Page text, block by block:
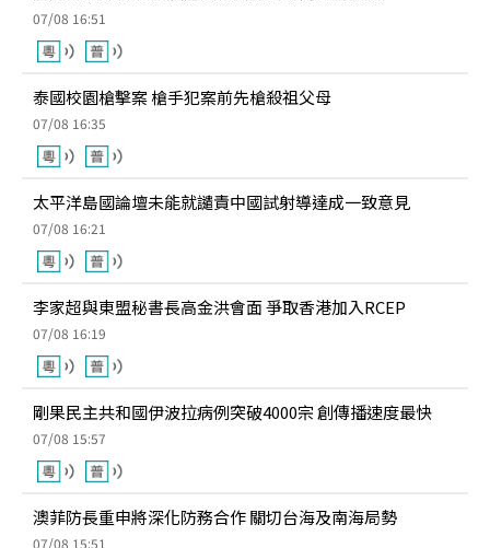
07/08 16:51
泰國校園槍擊案 槍手犯案前先槍殺祖父母
07/08 16:35
太平洋島國論壇未能就譴責中國試射導達成一致意見
07/08 16:21
李家超與東盟秘書長高金洪會面 爭取香港加入RCEP
07/08 16:19
剛果民主共和國伊波拉病例突破4000宗 創傳播速度最快
07/08 15:57
澳菲防長重申將深化防務合作 關切台海及南海局勢
07/08 15:51